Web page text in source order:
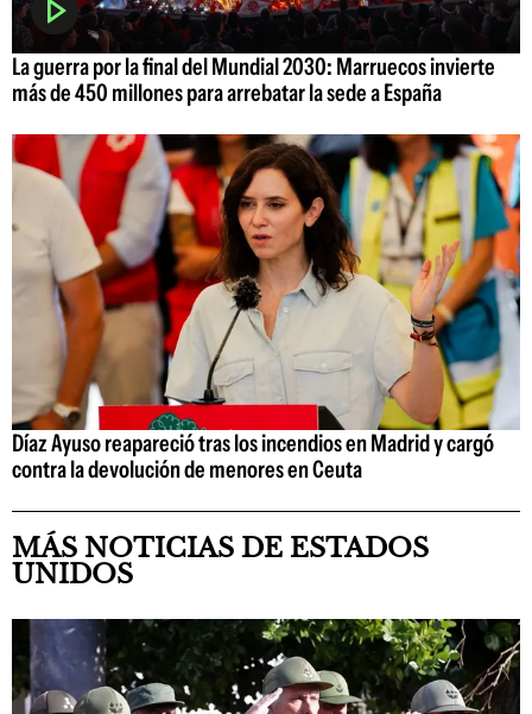
La guerra por la final del Mundial 2030: Marruecos invierte
más de 450 millones para arrebatar la sede a España
Díaz Ayuso reapareció tras los incendios en Madrid y cargó
contra la devolución de menores en Ceuta
MÁS NOTICIAS DE ESTADOS
UNIDOS